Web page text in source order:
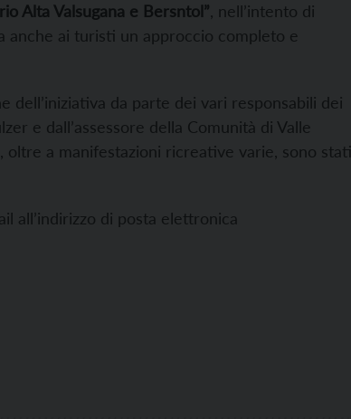
Alta Valsugana e Bersntol” , nell’intento di
ai turisti un approccio completo e
dell’iniziativa da parte dei vari responsabili dei
e dall’assessore della Comunità di Valle
a manifestazioni ricreative varie, sono stati
all’indirizzo di posta elettronica